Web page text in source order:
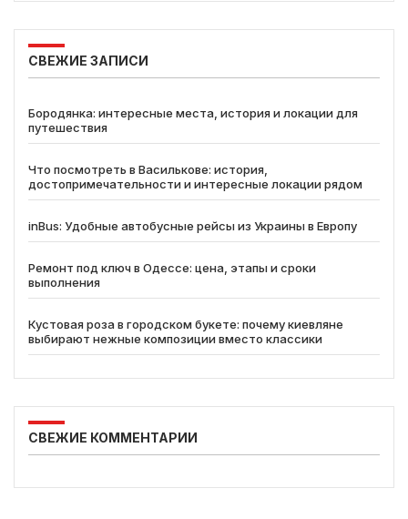
СВЕЖИЕ ЗАПИСИ
Бородянка: интересные места, история и локации для
путешествия
Что посмотреть в Василькове: история,
достопримечательности и интересные локации рядом
inBus: Удобные автобусные рейсы из Украины в Европу
Ремонт под ключ в Одессе: цена, этапы и сроки
выполнения
Кустовая роза в городском букете: почему киевляне
выбирают нежные композиции вместо классики
СВЕЖИЕ КОММЕНТАРИИ